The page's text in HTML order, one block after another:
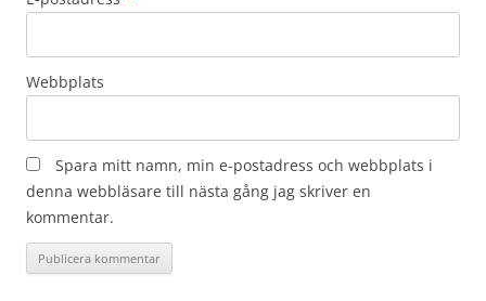
Webbplats
Spara mitt namn, min e-postadress och webbplats i
denna webbläsare till nästa gång jag skriver en
kommentar.